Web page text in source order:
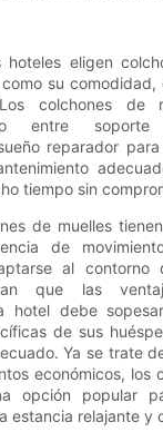
hoteles eligen
su
colchones de
entre soporte
reparador
tiempo sin
de muelles
de
al contorno
que las
hotel debe
de sus
Ya se trate
económicos, los
opción popular
estancia relajante y